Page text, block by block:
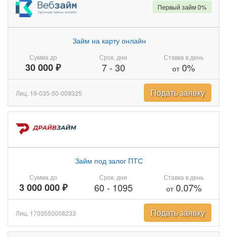
Сумма до
30 000 ₽
Займ на карту онлайн
Срок, дни
7- 30
Ставка в день
от0%
Первый займ 0%
Лиц. 19-035-50-009325 Подать заявку
Сумма до
3 000 000 ₽
Займ под залог ПТС
Срок, дни
60 - 1095
Ставка в день
от0.07%
Лиц. 1703550008233 Подать заявку